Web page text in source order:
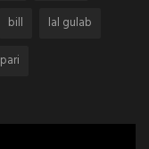
bill
lal gulab